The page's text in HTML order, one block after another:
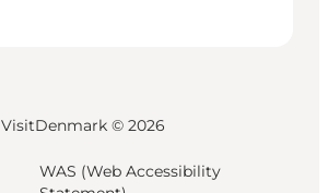
VisitDenmark © 2026
WAS (Web Accessibility